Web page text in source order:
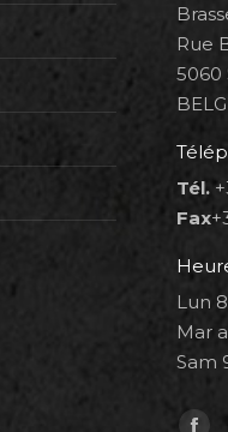
Rue
5060
Tél.
Fax
Lun
Mar
Sam